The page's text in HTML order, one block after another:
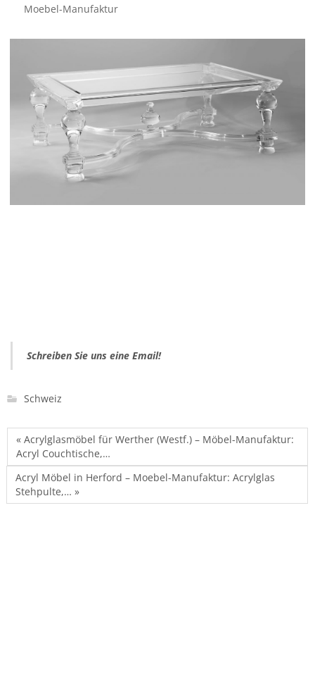
Moebel-Manufaktur
Schreiben Sie uns eine Email!
Schweiz
« Acrylglasmöbel für Werther (Westf.) – Möbel-Manufaktur:
Acryl Couchtische,…
Acryl Möbel in Herford – Moebel-Manufaktur: Acrylglas
Stehpulte,… »